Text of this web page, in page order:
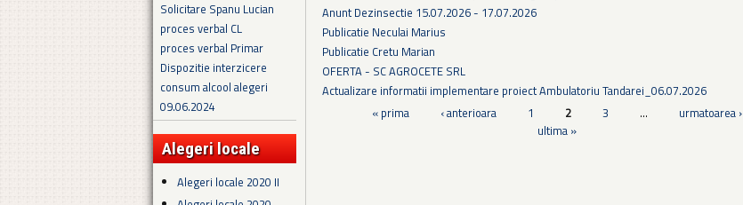
Solicitare Spanu Lucian
proces verbal CL
proces verbal Primar
Dispozitie interzicere
consum alcool alegeri
09.06.2024
Alegeri locale
Alegeri locale 2020 II
Anunt Dezinsectie 15.07.2026 - 17.07.2026
Publicatie Neculai Marius
Publicatie Cretu Marian
OFERTA - SC AGROCETE SRL
Actualizare informatii implementare proiect Ambulatoriu Tandarei_06.07.2026
Pagini« prima ‹ anterioara 1 2 3 …
urmatoarea ›
ultima »